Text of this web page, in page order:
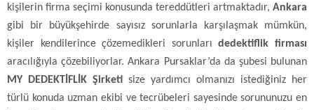
kişilerin firma seçimi konusunda tereddütleri artmaktadır, Ankara
gibi bir büyükşehirde sayısız sorunlarla karşılaşmak mümkün,
kişiler kendilerince çözemedikleri sorunlarıdedektiflik firması
aracılığıyla çözebiliyorlar. Ankara Pursaklar’da da şubesi bulunan
MY DEDEKTİFLİK Şirketi size yardımcı olmanızı istediğiniz her
türlü konuda uzman ekibi ve tecrübeleri sayesinde sorununuzu en